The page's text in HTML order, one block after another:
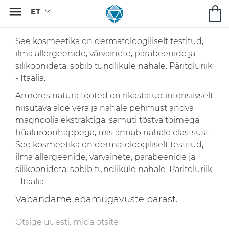

See kosmeetika on dermatoloogiliselt testitud,
ilma allergeenide, värvainete, parabeenide ja
silikoonideta, sobib tundlikule nahale. Päritoluriik
- Itaalia.
Armores natura tooted on rikastatud intensiivselt
niisutava aloe vera ja nahale pehmust andva
magnoolia ekstraktiga, samuti tõstva toimega
hüaluroonhappega, mis annab nahale elastsust.
See kosmeetika on dermatoloogiliselt testitud,
ilma allergeenide, värvainete, parabeenide ja
silikoonideta, sobib tundlikule nahale. Päritoluriik
- Itaalia.
Vabandame ebamugavuste pärast.
Otsige uuesti, mida otsite